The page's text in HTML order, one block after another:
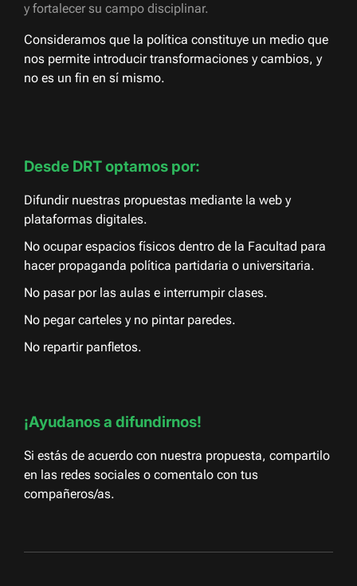
y fortalecer su campo disciplinar.
Consideramos que la política constituye un medio que
nos permite introducir transformaciones y cambios, y
no es un fin en sí mismo.
Desde DRT optamos por:
Difundir nuestras propuestas mediante la web y
plataformas digitales.
No ocupar espacios físicos dentro de la Facultad para
hacer propaganda política partidaria o universitaria.
No pasar por las aulas e interrumpir clases.
No pegar carteles y no pintar paredes.
No repartir panfletos.
¡Ayudanos a difundirnos!
Si estás de acuerdo con nuestra propuesta, compartilo
en las redes sociales o comentalo con tus
compañeros/as.